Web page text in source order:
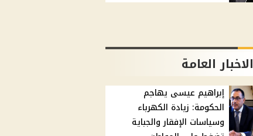
الاخبار العامة
إبراهيم عيسى يهاجم
الحكومة: زيادة الكهرباء
وسياسات الإفقار والجباية